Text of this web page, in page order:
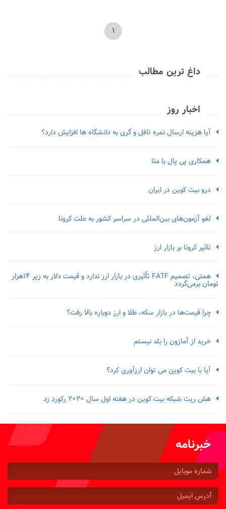
1
داغ ترین مطالب
اخبار روز
آیا هزینه ارسال نمره تافل و گری به دانشگاه ها افزایش دارد؟
همکاری پی پال با متا
درو بیت کوین در ایران
لغو آزمون‌‌های بین‌المللی در سراسر کشور به علت کرونا
تاثیر کرونا بر بازار ارز
همتی، تصمیم FATF تأثیری در بازار ارز ندارد و قیمت دلار به زیر ۱۴هزار
تومان برمی‌گردد
چرا قیمت‌ها در بازار سکه، طلا و ارز دوباره بالا رفت؟
خرید از آمازون را بلد نیستم
آیا با بیت کوین می توان ارزآوری کرد؟
هش ریت شبکه بیت کوین در هفته اول سال 2020 رکورد زد
خبرنامه
شماره
موبایل:
آدرس
ایمیل: